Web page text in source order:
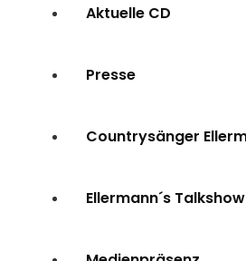
Aktuelle CD
Presse
Countrysänger
Ellermann´s Talkshow